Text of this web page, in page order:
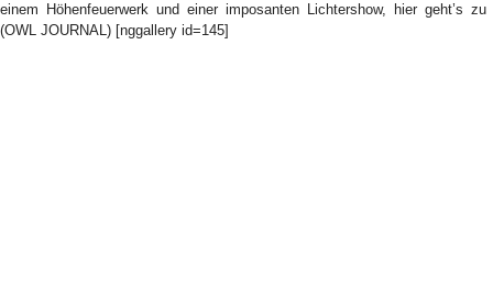
einem Höhen­feuer­w­erk und einer imposan­ten Lichter­show, hier geht’s
(OWL JOURNAL) [nggallery id=145]